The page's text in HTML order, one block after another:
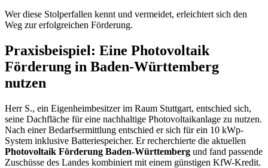
Wer diese Stolperfallen kennt und vermeidet, erleichtert sich den
Weg zur erfolgreichen Förderung.
Praxisbeispiel: Eine Photovoltaik
Förderung in Baden-Württemberg
nutzen
Herr S., ein Eigenheimbesitzer im Raum Stuttgart, entschied sich,
seine Dachfläche für eine nachhaltige Photovoltaikanlage zu nutzen.
Nach einer Bedarfsermittlung entschied er sich für ein 10 kWp-
System inklusive Batteriespeicher. Er recherchierte die aktuellen
Photovoltaik Förderung Baden-Württemberg und fand passende
Zuschüsse des Landes kombiniert mit einem günstigen KfW-Kredit.